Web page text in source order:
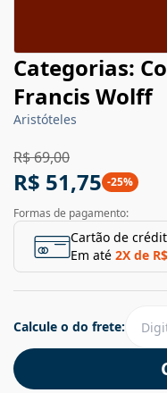
Categorias:
Francis Wolff
Aristóteles
R$ 69,00
R$ 51,75 -25%
Formas de pagamento:
Cartão de
Em até 2X de
Calcule o do frete: